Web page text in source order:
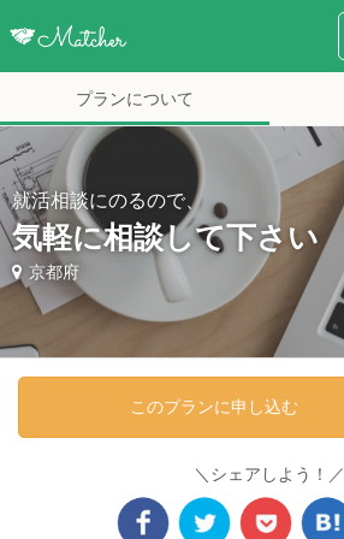
プランについて
就活相談にのるので、
気軽に相談して下さい
京都府
このプランに申し込む
＼シェアしよう！／